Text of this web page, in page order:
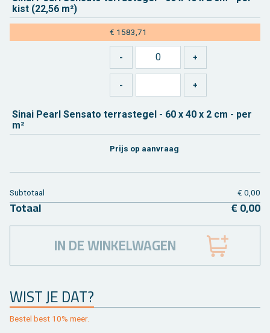
kist (22,56 m²)
€ 1583,71
Sinai Pearl Sen­sa­to ter­ras­te­gel - 60 x 40 x 2 cm - per
m²
Prijs op aan­vraag
WIST JE DAT?
Be­stel best 10% meer.
Sub­to­taal € 0,00
To­taal € 0,00
IN DE WINKELWAGEN